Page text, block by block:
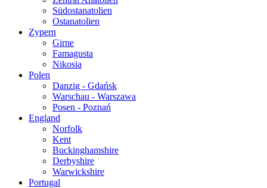
Südostanatolien
Ostanatolien
Zypern
Girne
Famagusta
Nikosia
Polen
Danzig - Gdańsk
Warschau - Warszawa
Posen - Poznań
England
Norfolk
Kent
Buckinghamshire
Derbyshire
Warwickshire
Portugal